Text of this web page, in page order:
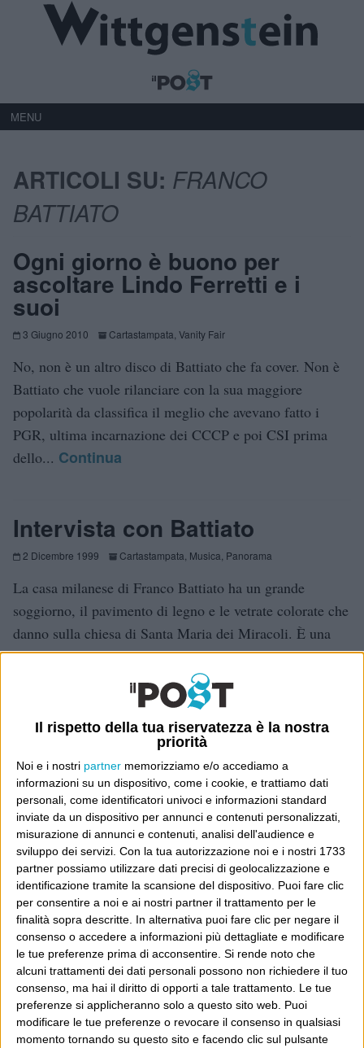
Il rispetto della tua riservatezza è la nostra
priorità
Noi e i nostri partner memorizziamo e/o accediamo a
informazioni su un dispositivo, come i cookie, e trattiamo dati
personali, come identificatori univoci e informazioni standard
inviate da un dispositivo per annunci e contenuti personalizzati,
misurazione di annunci e contenuti, analisi dell'audience e
sviluppo dei servizi. Con la tua autorizzazione noi e i nostri 1733
partner possiamo utilizzare dati precisi di geolocalizzazione e
identificazione tramite la scansione del dispositivo. Puoi fare clic
per consentire a noi e ai nostri partner il trattamento per le
finalità sopra descritte. In alternativa puoi fare clic per negare il
consenso o accedere a informazioni più dettagliate e modificare
le tue preferenze prima di acconsentire. Si rende noto che
alcuni trattamenti dei dati personali possono non richiedere il tuo
consenso, ma hai il diritto di opporti a tale trattamento. Le tue
preferenze si applicheranno solo a questo sito web. Puoi
modificare le tue preferenze o revocare il consenso in qualsiasi
momento tornando su questo sito e facendo clic sul pulsante
MENU
ARTICOLI SU: FRANCO
BATTIATO
Ogni giorno è buono per
ascoltare Lindo Ferretti e i
suoi
3 Giugno 2010 Cartastampata Vanity Fair
No, non è un altro disco di Battiato che fa cover. Non è
Battiato che vuole rilanciare con la sua maggiore
popolarità da classifica il meglio che avevano fatto i
PGR, ultima incarnazione dei CCCP e poi CSI prima
dello... Continua
Intervista con Battiato
2 Dicembre 1999 Cartastampata Musica Panorama
La casa milanese di Franco Battiato ha un grande
soggiorno, il pavimento di legno e le vetrate colorate che
danno sulla chiesa di Santa Maria dei Miracoli. È una
bella giornata di sole autunnale, a Milano. Battiato è
Continua
E per i regali di Natale (del 2026!)